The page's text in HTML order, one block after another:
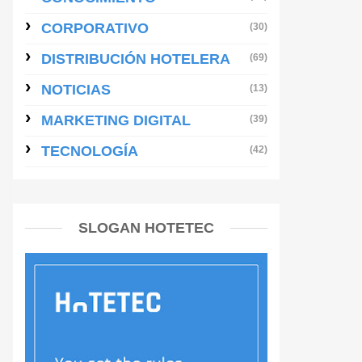
CORPORATIVO (30)
DISTRIBUCIÓN HOTELERA (69)
NOTICIAS (13)
MARKETING DIGITAL (39)
TECNOLOGÍA (42)
SLOGAN HOTETEC